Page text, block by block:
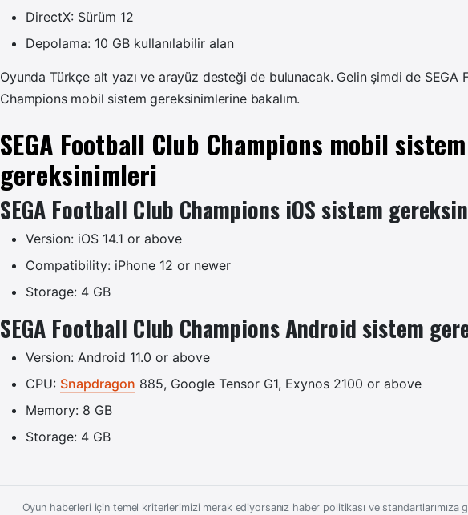
DirectX: Sürüm 12
Depolama: 10 GB kullanılabilir alan
Oyunda Türkçe alt yazı ve arayüz desteği de bulunacak. Gelin şimdi de SEGA
Champions mobil sistem gereksinimlerine bakalım.
SEGA Football Club Champions mobil sistem
gereksinimleri
SEGA Football Club Champions iOS sistem
Version: iOS 14.1 or above
Compatibility: iPhone 12 or newer
Storage: 4 GB
SEGA Football Club Champions Android sistem
Version: Android 11.0 or above
CPU: Snapdragon 885, Google Tensor G1, Exynos 2100 or above
Memory: 8 GB
Storage: 4 GB
Oyun haberleri için temel kriterlerimizi merak ediyorsanız haber politikası ve standartlarımıza